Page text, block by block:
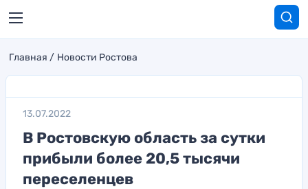
Главная Новости Ростова
13.07.2022
В Ростовскую область за сутки
прибыли более 20,5 тысячи
переселенцев